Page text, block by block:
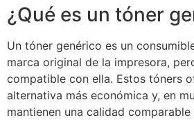
¿Qué es un tóner
Un tóner genérico es un
marca original de la impresora,
compatible con ella. Estos tóners
alternativa más económica y, en
mantienen una calidad